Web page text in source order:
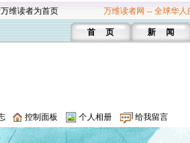
维读者为首页 万维读者网 -- 全球华人
首 页 新 闻
控制面板 个人相册 给我留言